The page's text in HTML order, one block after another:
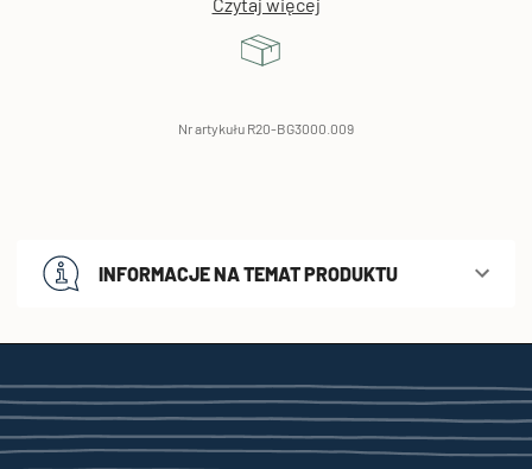
Nr artykułu R20-BG3000.009
INFORMACJE NA TEMAT PRODUKTU